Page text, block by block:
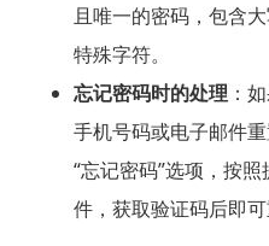
且唯一的密码，包含
特殊字符。
忘记密码时的处理 ：
手机号码或电子邮件
“忘记密码”选项，按
件，获取验证码后即可